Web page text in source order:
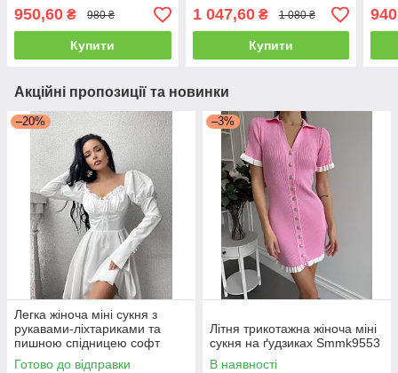
950,60 ₴ 980 ₴
Купити
рукавами Smb5298
1 047,60₴ 1 080 ₴
Купити
Акційні пропозиції та новинки
–20%
Легка жіноча міні сукня з
рукавами-ліхтариками та
пишною спідницею софт
Sms8406
Готово до відправки
–3%
Літня трикотажна жіноча міні
сукня на ґудзиках Smmk9553
В наявності